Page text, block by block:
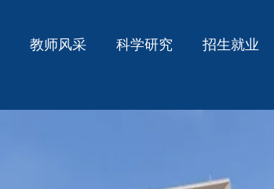
教师风采 科学研究 招生就业